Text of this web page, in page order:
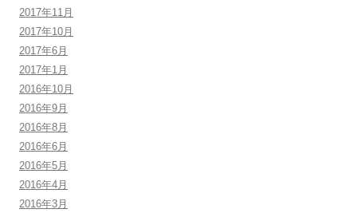
2017年11月
2017年10月
2017年6月
2017年1月
2016年10月
2016年9月
2016年8月
2016年6月
2016年5月
2016年4月
2016年3月